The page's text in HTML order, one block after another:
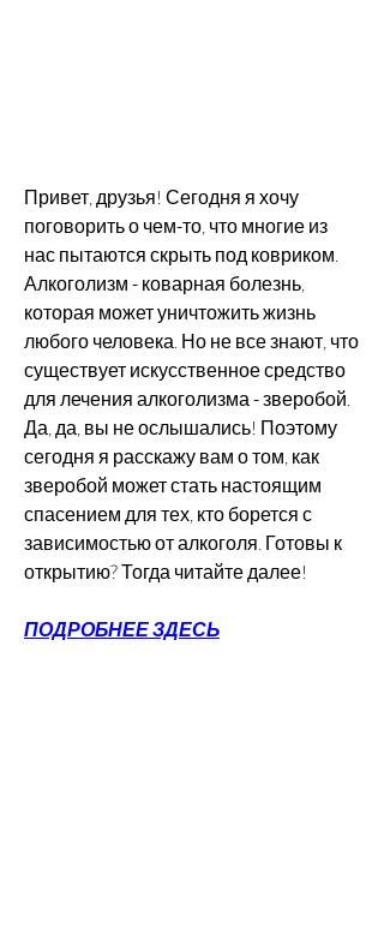
Привет, друзья! Сегодня я хочу
поговорить о чем-то, что многие из
нас пытаются скрыть под ковриком.
Алкоголизм - коварная болезнь,
которая может уничтожить жизнь
любого человека. Но не все знают, что
существует искусственное средство
для лечения алкоголизма - зверобой.
Да, да, вы не ослышались! Поэтому
сегодня я расскажу вам о том, как
зверобой может стать настоящим
спасением для тех, кто борется с
зависимостью от алкоголя. Готовы к
открытию? Тогда читайте далее!
ПОДРОБНЕЕ ЗДЕСЬ